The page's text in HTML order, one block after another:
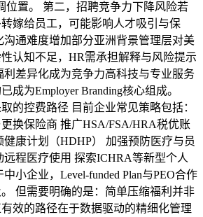
位置。 第二，招聘竞争力下降风险若
嫁给员工，可能影响人才吸引与保
沟通难度增加部分亚洲背景管理层对美
认知不足，HR需承担解释与风险提示
利差异化成为竞争力高科技与专业服务
成为Employer Branding核心组成。
的控费路径 目前企业常见策略包括：
换保险商 推广HSA/FSA/HRA税优账
健康计划（HDHP） 加强预防医疗与员
远程医疗使用 探索ICHRA等新型个人
小企业，Level-funded Plan与PEO合作
但需要明确的是：简单压缩福利并非
效的路径在于数据驱动的精细化管理